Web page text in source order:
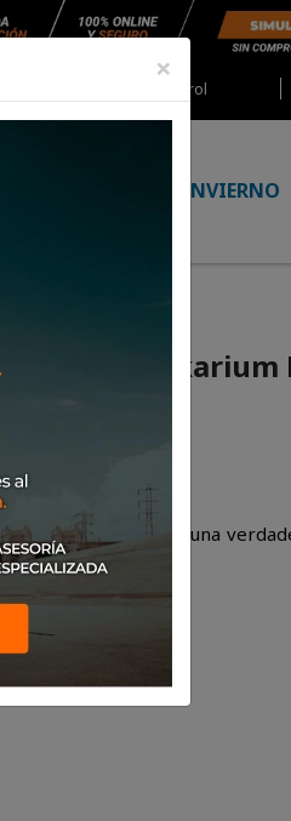
Red Castrol
INVIERNO
Kbb
Ridill 2 Mekarium
del RIDILL creó una
equipamientos.
×